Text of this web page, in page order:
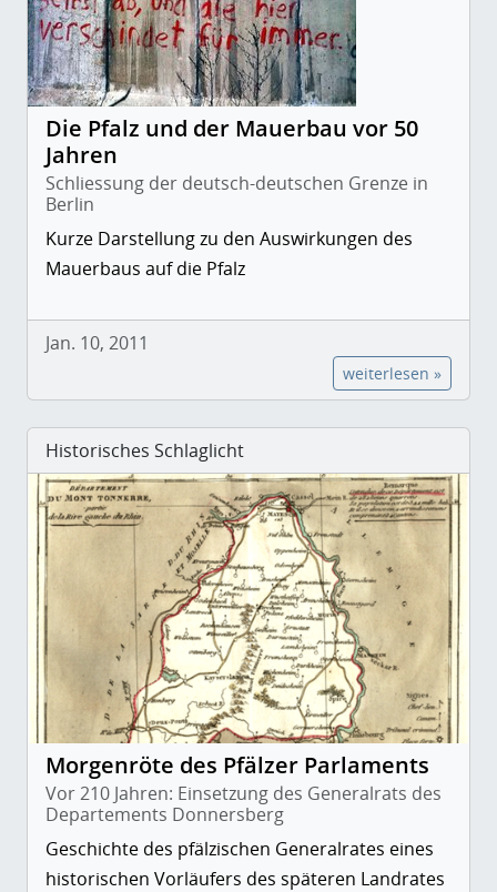
Die Pfalz und der Mauerbau vor 50
Jahren
Schliessung der deutsch-deutschen Grenze in
Berlin
Kurze Darstellung zu den Auswirkungen des
Mauerbaus auf die Pfalz
Jan. 10, 2011
weiterlesen »
Historisches Schlaglicht
Morgenröte des Pfälzer Parlaments
Vor 210 Jahren: Einsetzung des Generalrats des
Departements Donnersberg
Geschichte des pfälzischen Generalrates eines
historischen Vorläufers des späteren Landrates